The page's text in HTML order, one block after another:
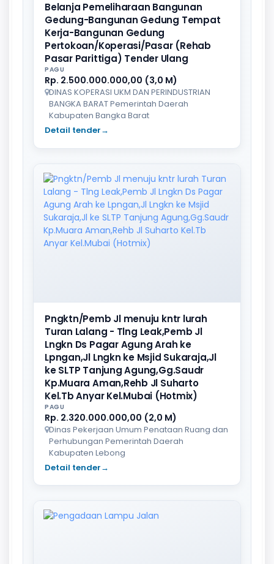
Belanja Pemeliharaan Bangunan
Gedung-Bangunan Gedung Tempat
Kerja-Bangunan Gedung
Pertokoan/Koperasi/Pasar (Rehab
Pasar Parittiga) Tender Ulang
PAGU
Rp. 2.500.000.000,00 (3,0 M)
DINAS KOPERASI UKM DAN PERINDUSTRIAN
BANGKA BARAT Pemerintah Daerah
Kabupaten Bangka Barat
Detail tender→
Pngktn/Pemb Jl menuju kntr lurah
Turan Lalang - Tlng Leak,Pemb Jl
Lngkn Ds Pagar Agung Arah ke
Lpngan,Jl Lngkn ke Msjid Sukaraja,Jl
ke SLTP Tanjung Agung,Gg.Saudr
Kp.Muara Aman,Rehb Jl Suharto
Kel.Tb Anyar Kel.Mubai (Hotmix)
PAGU
Rp. 2.320.000.000,00 (2,0 M)
Dinas Pekerjaan Umum Penataan Ruang dan
Perhubungan Pemerintah Daerah
Kabupaten Lebong
Detail tender→